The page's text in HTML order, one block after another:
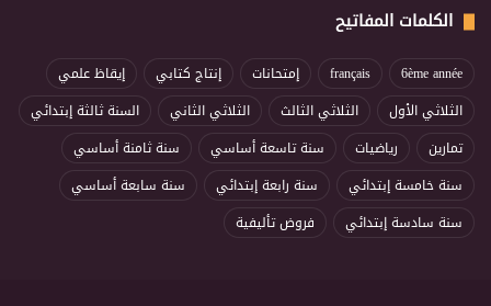
الكلمات المفاتيح
6ème année
français إمتحانات إنتاج كتابي
إيقاظ علمي
الثلاثي الأول
الثلاثي الثالث الثلاثي الثاني
السنة ثالثة إبتدائي
تمارين
رياضيات سنة تاسعة أساسي
سنة ثامنة أساسي
سنة خامسة إبتدائي
سنة رابعة إبتدائي
سنة سابعة أساسي
سنة سادسة إبتدائي
فروض تأليفية